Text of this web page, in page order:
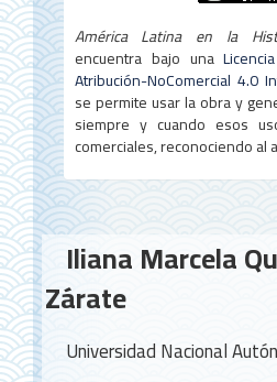
América Latina en la
encuentra bajo una
Atribución-NoComercial 4.0
se permite usar la obra y
siempre y cuando esos
comerciales, reconociendo al
Contenido
principal
del
artículo
Iliana Marcela
Zárate
Universidad Nacional